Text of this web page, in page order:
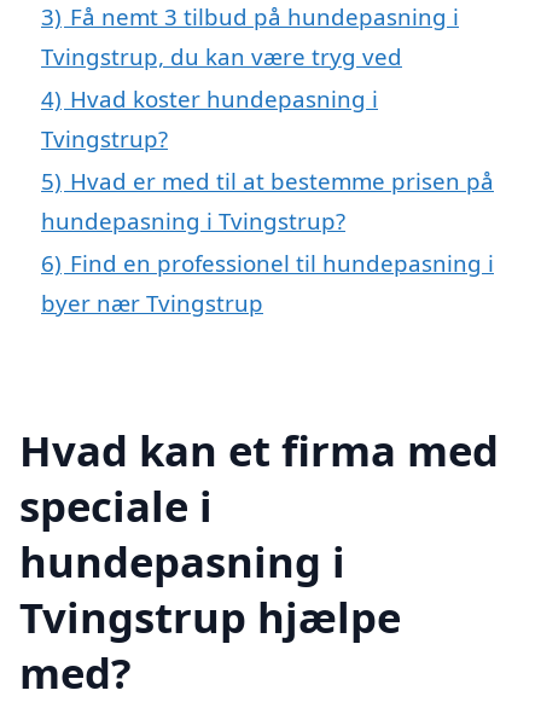
3) Få nemt 3 tilbud på hundepasning i
Tvingstrup, du kan være tryg ved
4) Hvad koster hundepasning i
Tvingstrup?
5) Hvad er med til at bestemme prisen på
hundepasning i Tvingstrup?
6) Find en professionel til hundepasning i
byer nær Tvingstrup
Hvad kan et firma med
speciale i
hundepasning i
Tvingstrup hjælpe
med?